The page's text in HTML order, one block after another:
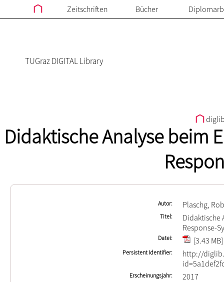
Zeitschriften Bücher
TUGraz DIGITAL Library
Didaktische Analyse beim
Autor Plaschg,
Titel
Didaktische
Response-
Datei [3.43 MB]
Persistent Identifier
http://
Erscheinungsjahr 2017